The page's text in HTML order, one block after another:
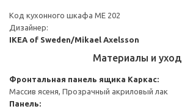
Код кухонного шкафа ME 202
Дизайнер:
IKEA of Sweden/Mikael Axelsson
Материалы и уход
Фронтальная панель ящика Каркас:
Массив ясеня, Прозрачный акриловый лак
Панель: